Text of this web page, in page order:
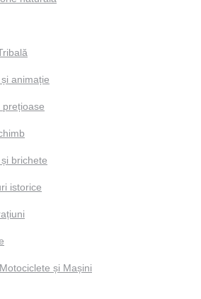
animație
prețioase
brichete
istorice
și Mașini